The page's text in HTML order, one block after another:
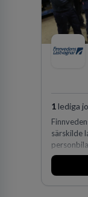
vi idag
1lediga
särskilde
man